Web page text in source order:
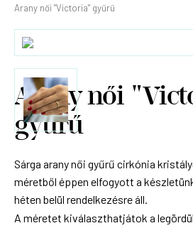
Arany női "Victoria" gyűrű
Arany női
gyűrű
Sárga arany női gyűrű cirkónia
méretből éppen elfogyott a
héten belül rendelkezésre áll.
A méretet kiválaszthatjátok a